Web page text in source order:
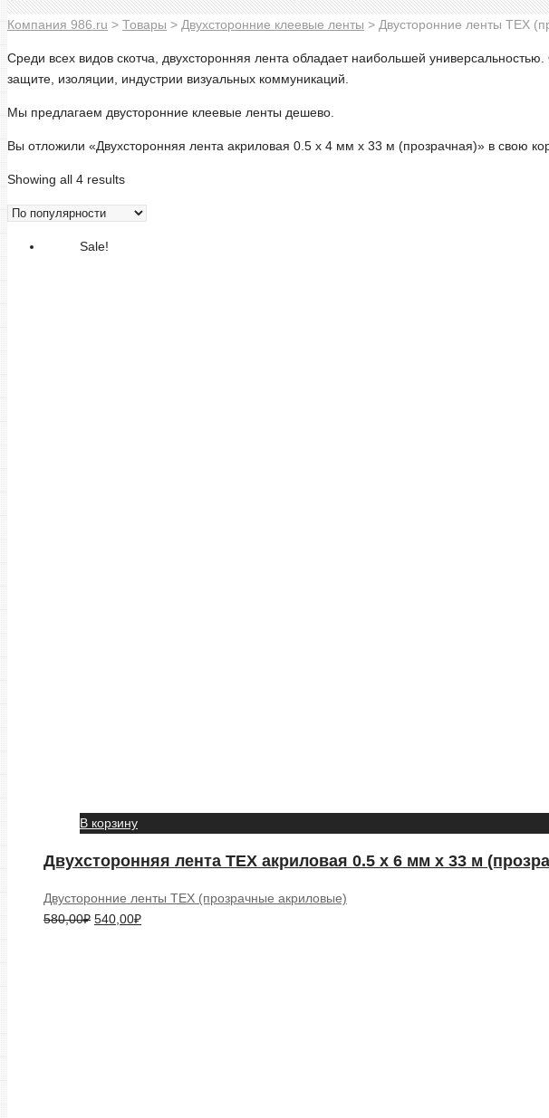
Компания 986.ru > Товары > Двухсторонние клеевые ленты > Двусторонние ленты TEX
Среди всех видов скотча, двухсторонняя лента обладает наибольшей
защите, изоляции, индустрии визуальных коммуникаций.
Мы предлагаем двусторонние клеевые ленты дешево.
Вы отложили «Двухсторонняя лента акриловая 0.5 х 4 мм х 33 м (прозрачная)» в свою
Showing all 4 results
Sale!
В корзину
Двухсторонняя лента TEX акриловая 0.5 х 6 мм х 33 м
Двусторонние ленты TEX (прозрачные акриловые)
580,00₽ 540,00₽